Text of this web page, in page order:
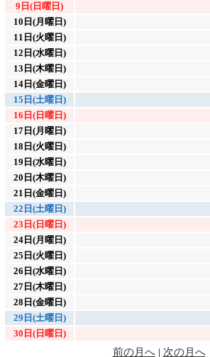
9日(日曜日)
10日(月曜日)
11日(火曜日)
12日(水曜日)
13日(木曜日)
14日(金曜日)
15日(土曜日)
16日(日曜日)
17日(月曜日)
18日(火曜日)
19日(水曜日)
20日(木曜日)
21日(金曜日)
22日(土曜日)
23日(日曜日)
24日(月曜日)
25日(火曜日)
26日(水曜日)
27日(木曜日)
28日(金曜日)
29日(土曜日)
30日(日曜日)
前の月へ| 次の月へ